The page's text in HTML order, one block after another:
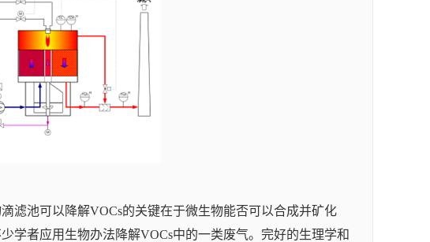
滤池可以降解VOCs的关键在于微生物能否可以合成并矿化
学者应用生物办法降解VOCs中的一类废气。完好的生理学和